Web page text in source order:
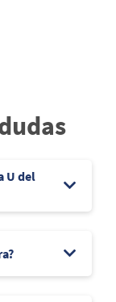
U del